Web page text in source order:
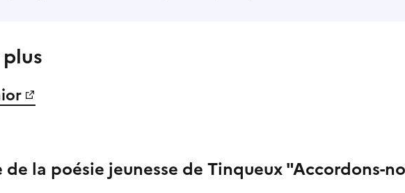
de la poésie jeunesse de Tinqueux "Accordons-